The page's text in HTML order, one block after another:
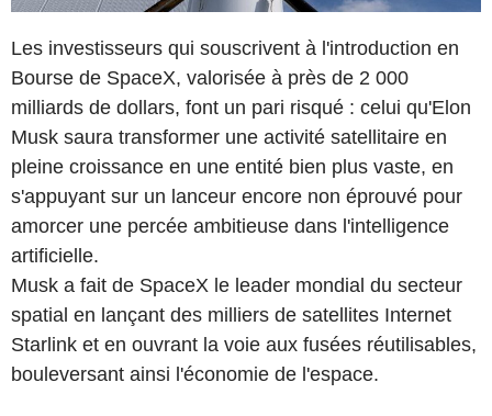
Les investisseurs qui souscrivent à l'introduction en
Bourse de SpaceX, valorisée à près de 2 000
milliards de dollars, font un pari risqué : celui qu'Elon
Musk saura transformer une activité satellitaire en
pleine croissance en une entité bien plus vaste, en
s'appuyant sur un lanceur encore non éprouvé pour
amorcer une percée ambitieuse dans l'intelligence
artificielle.
Musk a fait de SpaceX le leader mondial du secteur
spatial en lançant des milliers de satellites Internet
Starlink et en ouvrant la voie aux fusées réutilisables,
bouleversant ainsi l'économie de l'espace.